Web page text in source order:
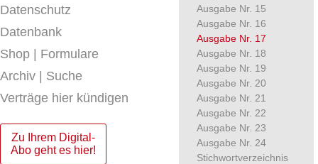
Datenschutz
Datenbank
Shop | Formulare
Archiv | Suche
Verträge hier kündigen
Zu Ihrem Digital-
Abo geht es hier!
Ausgabe Nr. 15
Ausgabe Nr. 16
Ausgabe Nr. 17
Ausgabe Nr. 18
Ausgabe Nr. 19
Ausgabe Nr. 20
Ausgabe Nr. 21
Ausgabe Nr. 22
Ausgabe Nr. 23
Ausgabe Nr. 24
Stichwortverzeichnis